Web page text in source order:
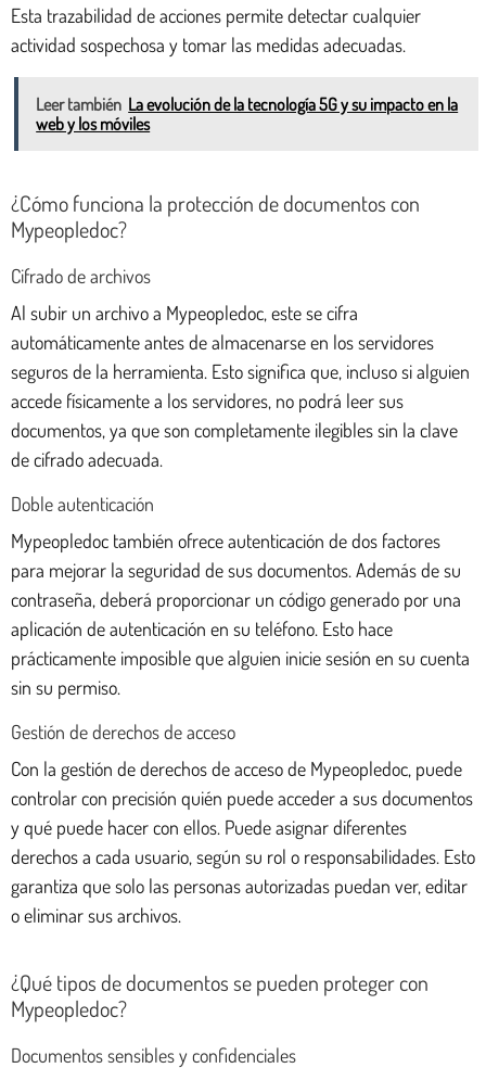
Esta trazabilidad de acciones permite detectar cualquier
actividad sospechosa y tomar las medidas adecuadas.
Leer también La evolución de la tecnología 5G y su impacto en la
web y los móviles
¿Cómo funciona la protección de documentos con
Mypeopledoc?
Cifrado de archivos
Al subir un archivo a Mypeopledoc, este se cifra
automáticamente antes de almacenarse en los servidores
seguros de la herramienta. Esto significa que, incluso si alguien
accede físicamente a los servidores, no podrá leer sus
documentos, ya que son completamente ilegibles sin la clave
de cifrado adecuada.
Doble autenticación
Mypeopledoc también ofrece autenticación de dos factores
para mejorar la seguridad de sus documentos. Además de su
contraseña, deberá proporcionar un código generado por una
aplicación de autenticación en su teléfono. Esto hace
prácticamente imposible que alguien inicie sesión en su cuenta
sin su permiso.
Gestión de derechos de acceso
Con la gestión de derechos de acceso de Mypeopledoc, puede
controlar con precisión quién puede acceder a sus documentos
y qué puede hacer con ellos. Puede asignar diferentes
derechos a cada usuario, según su rol o responsabilidades. Esto
garantiza que solo las personas autorizadas puedan ver, editar
o eliminar sus archivos.
¿Qué tipos de documentos se pueden proteger con
Mypeopledoc?
Documentos sensibles y confidenciales